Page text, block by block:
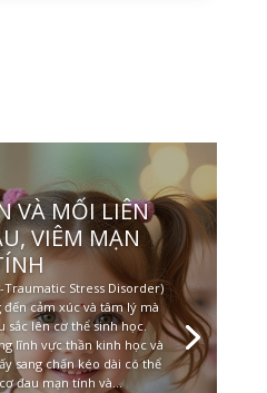
VÀ MỐI LIÊN
VIÊM MẠN
Traumatic Stress Disorder)
cảm xúc và tâm lý mà
sắc lên cơ thể sinh học.
lĩnh vực thần kinh học và
sang chấn kéo dài có thể
đau mạn tính và...